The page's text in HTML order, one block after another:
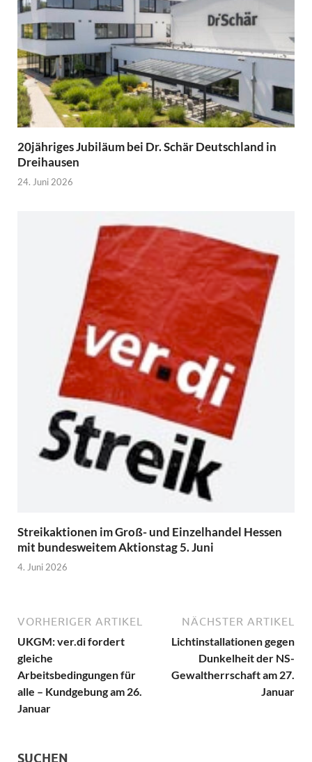
20jähriges Jubiläum bei Dr. Schär Deutschland in
Dreihausen
24. Juni 2026
Streikaktionen im Groß- und Einzelhandel Hessen
mit bundesweitem Aktionstag 5. Juni
4. Juni 2026
VORHERIGER ARTIKEL
UKGM: ver.di fordert
gleiche
Arbeitsbedingungen für
alle – Kundgebung am 26.
Januar
NÄCHSTER ARTIKEL
Lichtinstallationen gegen
Dunkelheit der NS-
Gewaltherrschaft am 27.
Januar
SUCHEN